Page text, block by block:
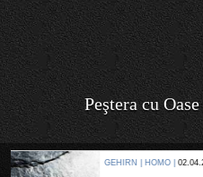
Peştera cu
KULTUR |